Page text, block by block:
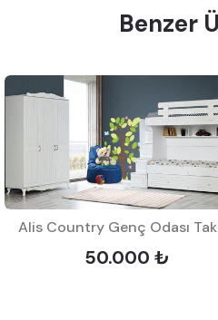
Benzer
Alis Country Genç Odası
50.000 ₺